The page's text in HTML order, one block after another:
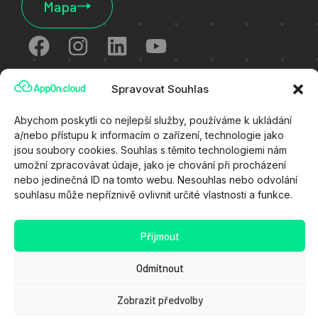
Spravovat Souhlas
Abychom poskytli co nejlepší služby, používáme k ukládání
a/nebo přístupu k informacím o zařízení, technologie jako
jsou soubory cookies. Souhlas s těmito technologiemi nám
umožní zpracovávat údaje, jako je chování při procházení
nebo jedinečná ID na tomto webu. Nesouhlas nebo odvolání
souhlasu může nepříznivě ovlivnit určité vlastnosti a funkce.
Přijmout
Odmítnout
Zobrazit předvolby
Mapa
Cookies
Ochrana osobních údajů
Všeobecné technické podmínky
Zákaznický portál
Demo verze Appon.cloud